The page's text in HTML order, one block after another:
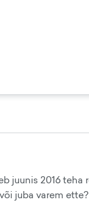
juunis 2016
juba varem